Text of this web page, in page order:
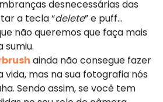
desnecessárias das
a tecla “delete” e puff…
não queremos que faça mais
sumiu.
ainda não consegue fazer
vida, mas na sua fotografia nós
Sendo assim, se você tem